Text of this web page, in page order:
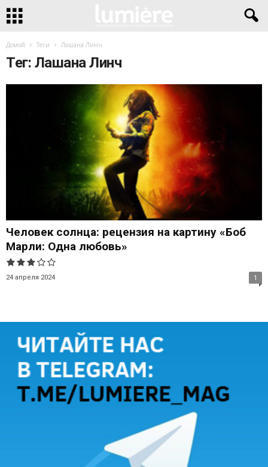
Домой Теги Лашана Линч
Тег: Лашана Линч
Человек солнца: рецензия на картину «Боб
Марли: Одна любовь»
24 апреля 2024 1